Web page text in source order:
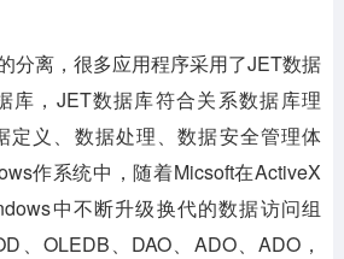
分离，很多应用程序采用了JET数据
库，JET数据库符合关系数据库理
定义、数据处理、数据安全管理体
作系统中，随着Micsoft在ActiveX
中不断升级换代的数据访问组
、OLEDB、DAO、ADO、ADO，